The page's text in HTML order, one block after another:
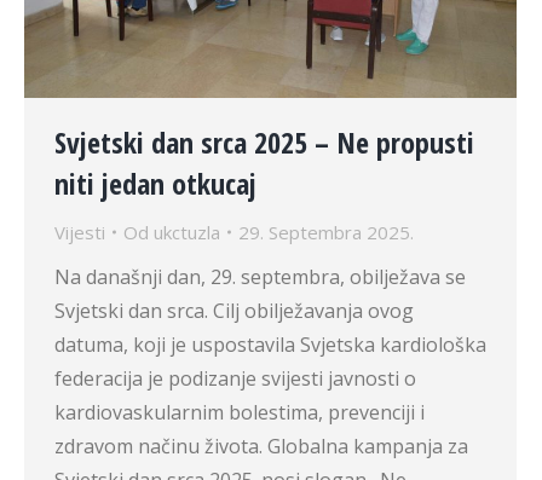
Svjetski dan srca 2025 – Ne propusti
niti jedan otkucaj
Vijesti Od ukctuzla 29. Septembra 2025.
Na današnji dan, 29. septembra, obilježava se
Svjetski dan srca. Cilj obilježavanja ovog
datuma, koji je uspostavila Svjetska kardiološka
federacija je podizanje svijesti javnosti o
kardiovaskularnim bolestima, prevenciji i
zdravom načinu života. Globalna kampanja za